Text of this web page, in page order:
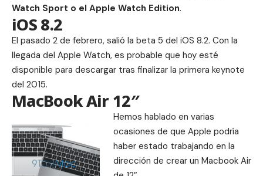
Watch Sport o el Apple Watch Edition.
iOS 8.2
El pasado 2 de febrero, salió la beta 5 del iOS 8.2. Con la
llegada del Apple Watch, es probable que hoy esté
disponible para descargar tras finalizar la primera keynote
del 2015.
MacBook Air 12″
Hemos hablado en varias
ocasiones de que Apple podría
haber estado trabajando en la
dirección de crear un Macbook Air